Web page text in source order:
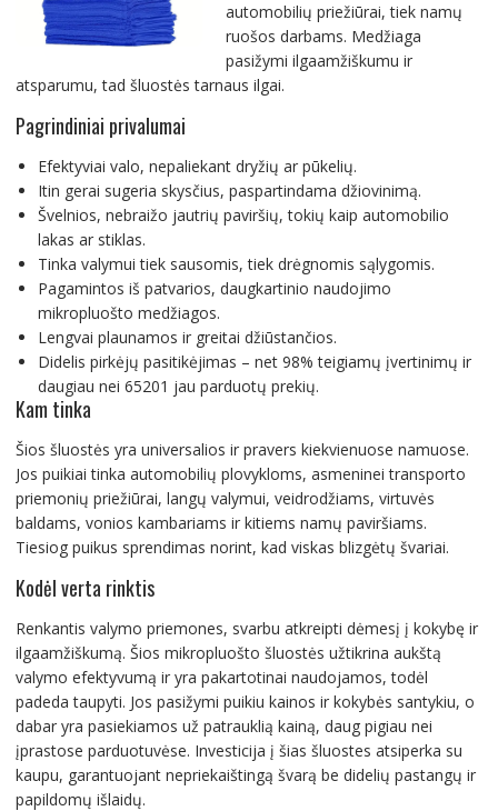
automobilių priežiūrai, tiek namų
ruošos darbams. Medžiaga
pasižymi ilgaamžiškumu ir
atsparumu, tad šluostės tarnaus ilgai.
Pagrindiniai privalumai
Efektyviai valo, nepaliekant dryžių ar pūkelių.
Itin gerai sugeria skysčius, paspartindama džiovinimą.
Švelnios, nebraižo jautrių paviršių, tokių kaip automobilio
lakas ar stiklas.
Tinka valymui tiek sausomis, tiek drėgnomis sąlygomis.
Pagamintos iš patvarios, daugkartinio naudojimo
mikropluošto medžiagos.
Lengvai plaunamos ir greitai džiūstančios.
Didelis pirkėjų pasitikėjimas – net 98% teigiamų įvertinimų ir
daugiau nei 65201 jau parduotų prekių.
Kam tinka
Šios šluostės yra universalios ir pravers kiekvienuose namuose.
Jos puikiai tinka automobilių plovykloms, asmeninei transporto
priemonių priežiūrai, langų valymui, veidrodžiams, virtuvės
baldams, vonios kambariams ir kitiems namų paviršiams.
Tiesiog puikus sprendimas norint, kad viskas blizgėtų švariai.
Kodėl verta rinktis
Renkantis valymo priemones, svarbu atkreipti dėmesį į kokybę ir
ilgaamžiškumą. Šios mikropluošto šluostės užtikrina aukštą
valymo efektyvumą ir yra pakartotinai naudojamos, todėl
padeda taupyti. Jos pasižymi puikiu kainos ir kokybės santykiu, o
dabar yra pasiekiamos už patrauklią kainą, daug pigiau nei
įprastose parduotuvėse. Investicija į šias šluostes atsiperka su
kaupu, garantuojant nepriekaištingą švarą be didelių pastangų ir
papildomų išlaidų.